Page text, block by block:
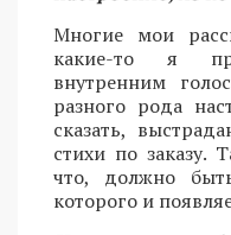
Многие мои
какие-то я
внутренним
разного рода
сказать,
стихи по заказу.
что, должно
которого и